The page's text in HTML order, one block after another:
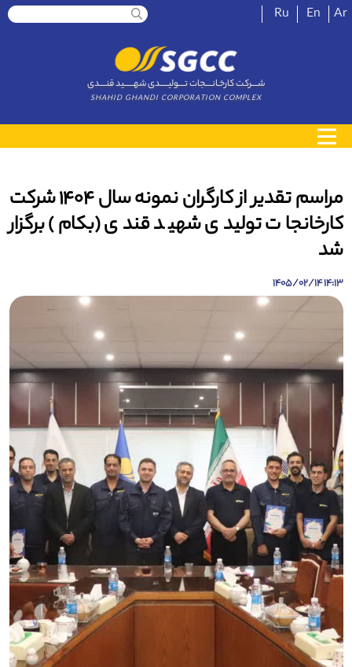
Ar
En
Ru
شــــرکت کارخـانــــجات تــــولیـــــدی شهــــــید قنــــدی
SHAHID GHANDI CORPORATION COMPLEX
مراسم تقدیر از کارگران نمونه سال 1404 شرکت
کارخانجات تولیدی شهید قندی (بکام) برگزار
شد
14:13 1405/02/14